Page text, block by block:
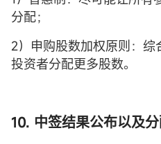
分配；
2）申购股数加权原则：
投资者分配更多股数。
10. 中签结果公布以及